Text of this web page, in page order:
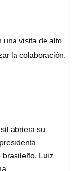
una visita de alto
la colaboración.
abriera su
brasileño, Luiz